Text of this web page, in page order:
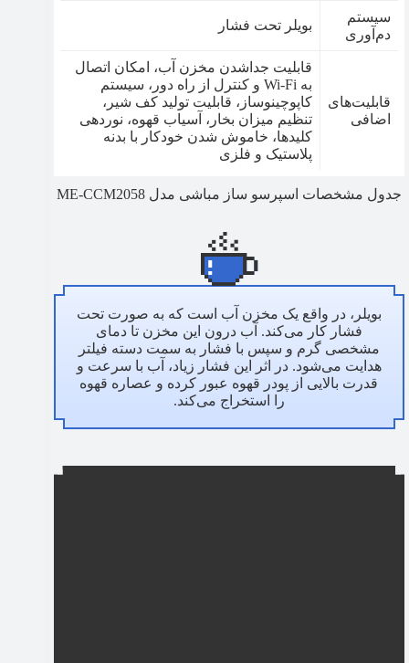
سیستم
دم‌آوری
بویلر تحت فشار
قابلیت‌های
اضافی
قابلیت جداشدن مخزن آب، امکان اتصال
به Wi-Fi و کنترل از راه دور، سیستم
کاپوچینوساز، قابلیت تولید کف شیر،
تنظیم میزان بخار، آسیاب قهوه، نوردهی
کلیدها، خاموش شدن خودکار با بدنه
پلاستیک و فلزی
جدول مشخصات اسپرسو ساز مباشی مدل ME-CCM2058
بویلر، در واقع یک مخزن آب است که به صورت تحت
فشار کار می‌کند. آب درون این مخزن تا دمای
مشخصی گرم و سپس با فشار به سمت دسته فیلتر
هدایت می‌شود. در اثر این فشار زیاد، آب با سرعت و
قدرت بالایی از پودر قهوه عبور کرده و عصاره قهوه
را استخراج می‌کند.